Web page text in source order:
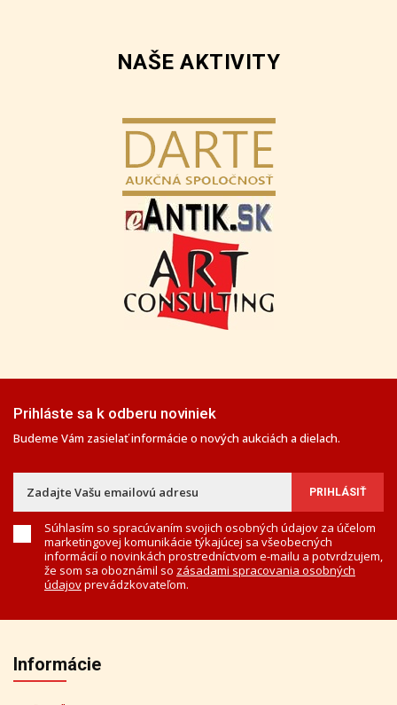
NAŠE AKTIVITY
Prihláste sa k odberu noviniek
Budeme Vám zasielať informácie o nových aukciách a dielach.
Súhlasím so spracúvaním svojich osobných údajov za účelom
marketingovej komunikácie týkajúcej sa všeobecných
informácií o novinkách prostredníctvom e-mailu a potvrdzujem,
že som sa oboznámil so zásadami spracovania osobných
údajovprevádzkovateľom.
Informácie